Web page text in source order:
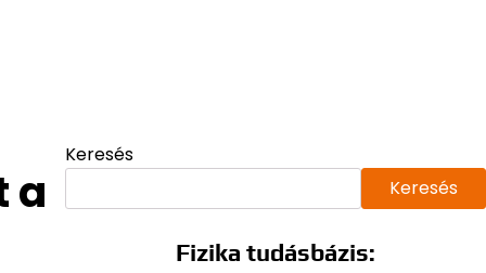
a
Keresés
Keresés
Fizika tudásbázis: